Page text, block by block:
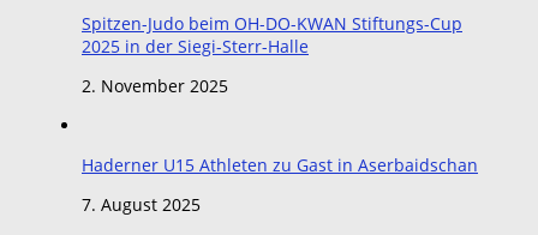
Spitzen-Judo beim OH-DO-KWAN Stiftungs-Cup
2025 in der Siegi-Sterr-Halle
2. November 2025
Haderner U15 Athleten zu Gast in Aserbaidschan
7. August 2025